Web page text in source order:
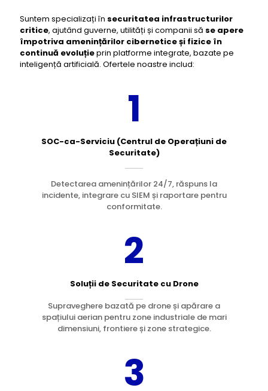
Suntem specializați în securitatea infrastructurilor
critice, ajutând guverne, utilități și companii să se apere
împotriva amenințărilor cibernetice și fizice în
continuă evoluțieprin platforme integrate, bazate pe
inteligență artificială. Ofertele noastre includ:
1
SOC-ca-Serviciu (Centrul de Operațiuni de
Securitate)
Detectarea amenințărilor 24/7, răspuns la
incidente, integrare cu SIEM și raportare pentru
conformitate.
2
Soluții de Securitate cu Drone
Supraveghere bazată pe drone și apărare a
spațiului aerian pentru zone industriale de mari
dimensiuni, frontiere și zone strategice.
3